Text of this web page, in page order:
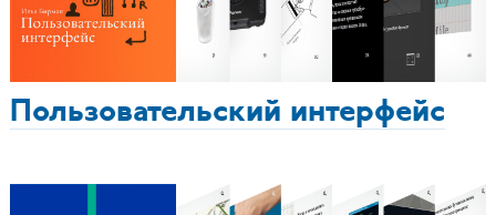
Пользовательский интерфейс